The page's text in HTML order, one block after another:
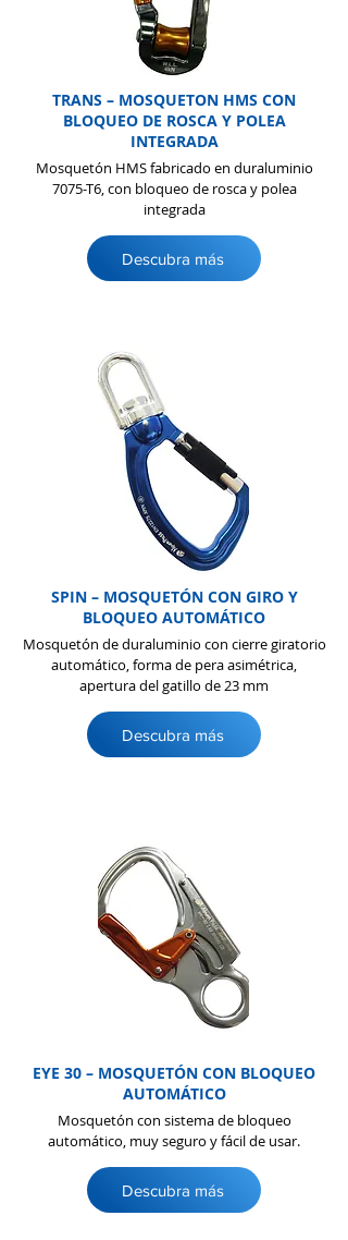
TRANS – MOSQUETON HMS CON
BLOQUEO DE ROSCA Y POLEA
INTEGRADA
Mosquetón HMS fabricado en duraluminio
7075-T6, con bloqueo de rosca y polea
integrada
Descubra más
SPIN – MOSQUETÓN CON GIRO Y
BLOQUEO AUTOMÁTICO
Mosquetón de duraluminio con cierre giratorio
automático, forma de pera asimétrica,
apertura del gatillo de 23 mm
Descubra más
EYE 30 – MOSQUETÓN CON BLOQUEO
AUTOMÁTICO
Mosquetón con sistema de bloqueo
automático, muy seguro y fácil de usar.
Descubra más